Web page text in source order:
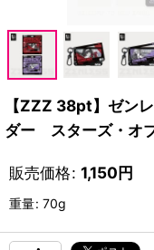
【ZZZ 38pt】ゼン
ダー スターズ・オ
販売価格: 1,150円
重量: 70g